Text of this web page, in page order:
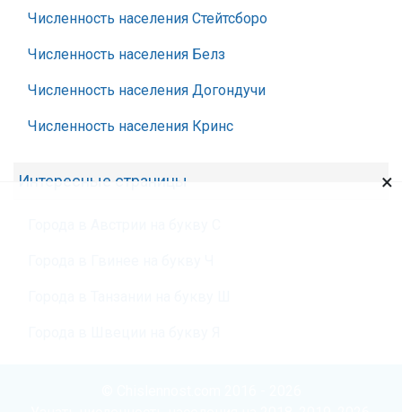
Численность населения Стейтсборо
Численность населения Белз
Численность населения Догондучи
Численность населения Кринс
Интересные страницы ×